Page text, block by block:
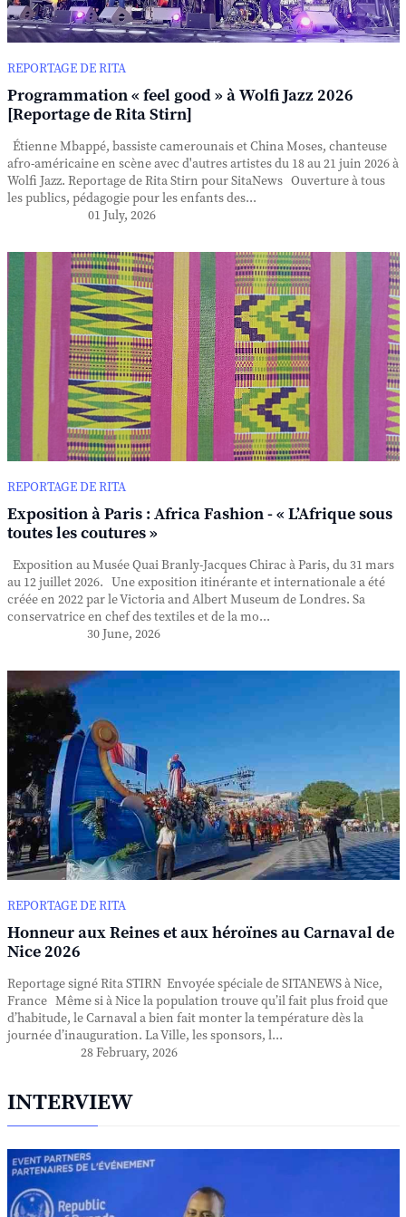
REPORTAGE DE RITA
Programmation « feel good » à Wolfi Jazz 2026
[Reportage de Rita Stirn]
Étienne Mbappé, bassiste camerounais et China Moses, chanteuse
afro-américaine en scène avec d'autres artistes du 18 au 21 juin 2026 à
Wolfi Jazz. Reportage de Rita Stirn pour SitaNews Ouverture à tous
les publics, pédagogie pour les enfants des...
01 July, 2026
REPORTAGE DE RITA
Exposition à Paris : Africa Fashion - « L’Afrique sous
toutes les coutures »
Exposition au Musée Quai Branly-Jacques Chirac à Paris, du 31 mars
au 12 juillet 2026. Une exposition itinérante et internationale a été
créée en 2022 par le Victoria and Albert Museum de Londres. Sa
conservatrice en chef des textiles et de la mo...
30 June, 2026
REPORTAGE DE RITA
Honneur aux Reines et aux héroïnes au Carnaval de
Nice 2026
Reportage signé Rita STIRN Envoyée spéciale de SITANEWS à Nice,
France Même si à Nice la population trouve qu’il fait plus froid que
d’habitude, le Carnaval a bien fait monter la température dès la
journée d’inauguration. La Ville, les sponsors, l...
28 February, 2026
INTERVIEW